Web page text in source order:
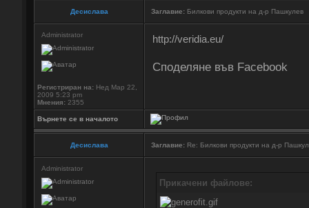
Десислава Заглавие: Билкови продукти на д-р Пашкулев
Administrator
Регистриран на: Нед Мар 22,
2009 5:23 pm
Мнения: 2355
http://veridia.eu/
Споделяне във Facebook
Върнете се в началото
Десислава Заглавие: Re: Билкови продукти на д-р
Administrator
Прикачени файлове: